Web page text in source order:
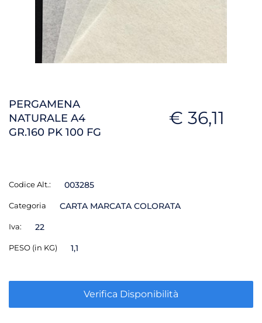
PERGAMENA
NATURALE A4
GR.160 PK 100 FG
€ 36,11
Codice Alt.: 003285
Categoria CARTA MARCATA COLORATA
Iva: 22
PESO (in KG) 1,1
Verifica Disponibilità